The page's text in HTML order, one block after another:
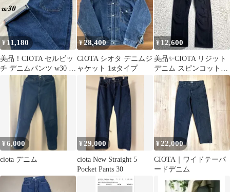
¥ 11,180
美品！CIOTA セルビッ
チ デニムパンツ w30 日
本製 PTM-1STB
¥28,400
CIOTA シオタ デニムジ
ャケット 1stタイプ
¥12,600
美品✨CIOTA リジット
デニム スピンコットン
セルビッチ デニム ブラ
¥6,000
ciota デニム
¥ 29,000
ciota New Straight 5
Pocket Pants 30
¥22,000
CIOTA｜ワイドテーパ
ードデニム